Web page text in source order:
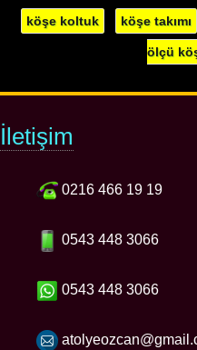
köşe koltuk köşe takımı
ölçü
İletişim
0216 466 19 19
0543 448 3066
0543 448 3066